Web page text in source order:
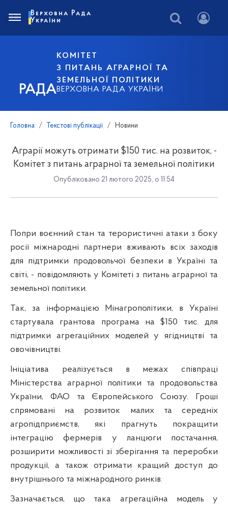
РАДА
КОМІТЕТ
З ПИТАНЬ АГРАРНОЇ ТА
ЗЕМЕЛЬНОЇ ПОЛІТИКИ
ВЕРХОВНА РАДА УКРАЇНИ
Верховна Рада
України
Головна Текстові публікації Новини
Аграрії можуть отримати $150 тис. на розвиток, -
Комітет з питань аграрної та земельної політики
Опубліковано 21 лютого 2025, о 11:54
Попри воєнний стан та терористичні атаки з боку
росії міжнародні партнери вживають всіх заходів
для підтримки продовольчої безпеки в Україні та
світі, - повідомляють у Комітеті з питань аграрної та
земельної політики.
Так, за інформацією Мінагрополітики, в Україні
стартувала грантова програма на $150 тис. для
підтримки агрегаційних моделей у ягідництві та
овочівництві.
Ініціатива реалізується в межах співпраці
Міністерства аграрної політики та продовольства
України, ФАО та Європейського Союзу. Гроші
спрямовані на розвиток малих та середніх
агропідприємств, які прагнуть покращити
інтеграцію фермерів у ланцюги постачання,
розширити можливості зі зберігання та переробки
продукції, а також отримати кращий доступ до
внутрішнього та міжнародного ринків.
Зазначається, що така агрегаційна модель у